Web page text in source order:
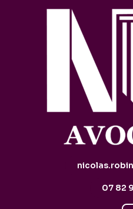
07 82